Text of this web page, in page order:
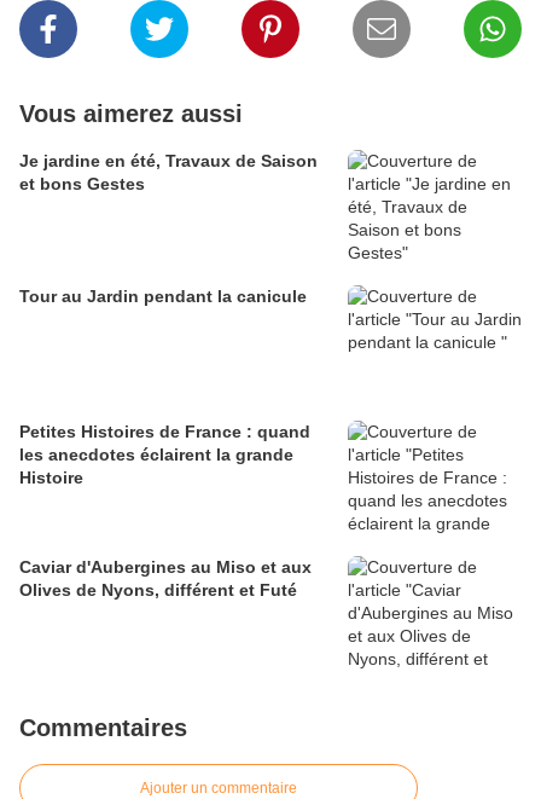
Vous aimerez aussi
Je jardine en été, Travaux de Saison
et bons Gestes
Tour au Jardin pendant la canicule
Petites Histoires de France : quand
les anecdotes éclairent la grande
Histoire
Caviar d'Aubergines au Miso et aux
Olives de Nyons, différent et Futé
Commentaires
Ajouter un commentaire